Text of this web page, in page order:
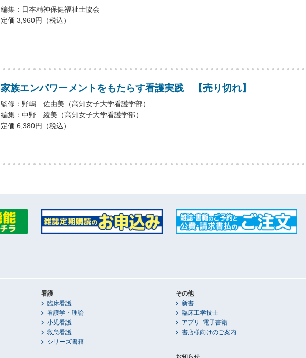
編集：日本精神保健福祉士協会
定価 3,960円（税込）
家族エンパワーメントをもたらす看護実践 【売り切れ】
監修：野嶋 佐由美（高知女子大学看護学部）
編集：中野 綾美（高知女子大学看護学部）
定価 6,380円（税込）
看護
臨床看護
看護学・理論
小児看護
救急看護
シリーズ書籍
その他
新書
臨床工学技士
アプリ･電子書籍
書店様向けのご案内